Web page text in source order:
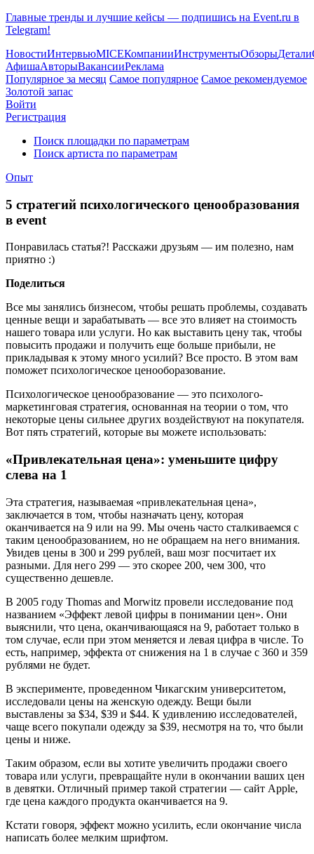
Главные тренды и лучшие кейсы — подпишись на Event.ru в
Telegram!
НовостиИнтервьюMICEКомпанииИнструментыОбзорыДетали
АфишаАвторыВакансииРеклама
Популярное за месяц Самое популярное Самое рекомендуемое
Золотой запас
Войти
Регистрация
Поиск площадки по параметрам
Поиск артиста по параметрам
Опыт
5 стратегий психологического ценообразования
в event
Понравилась статья?! Расскажи друзьям — им полезно, нам
приятно :)
Поделиться
Все мы занялись бизнесом, чтобы решать проблемы, создавать
ценные вещи и зарабатывать — все это влияет на стоимость
нашего товара или услуги. Но как выставить цену так, чтобы
повысить продажи и получить еще больше прибыли, не
прикладывая к этому много усилий? Все просто. В этом вам
поможет психологическое ценооборазование.
Психологическое ценообразование — это психолого-
маркетинговая стратегия, основанная на теории о том, что
некоторые цены сильнее других воздействуют на покупателя.
Вот пять стратегий, которые вы можете использовать:
«Привлекательная цена»: уменьшите цифру
слева на 1
Эта стратегия, называемая «привлекательная цена»,
заключается в том, чтобы назначать цену, которая
оканчивается на 9 или на 99. Мы очень часто сталкиваемся с
таким ценообразованием, но не обращаем на него внимания.
Увидев цены в 300 и 299 рублей, ваш мозг посчитает их
разными. Для него 299 — это скорее 200, чем 300, что
существенно дешевле.
В 2005 году Thomas and Morwitz провели исследование под
названием «Эффект левой цифры в понимании цен». Они
выяснили, что цена, оканчивающаяся на 9, работает только в
том случае, если при этом меняется и левая цифра в числе. То
есть, например, эффекта от снижения на 1 в случае с 360 и 359
рублями не будет.
В эксперименте, проведенном Чикагским университетом,
исследовали цены на женскую одежду. Вещи были
выставлены за $34, $39 и $44. К удивлению исследователей,
чаще всего покупали одежду за $39, несмотря на то, что были
цены и ниже.
Таким образом, если вы хотите увеличить продажи своего
товара или услуги, превращайте нули в окончании ваших цен
в девятки. Отличный пример такой стратегии — сайт Apple,
где цена каждого продукта оканчивается на 9.
Кстати говоря, эффект можно усилить, если окончание числа
написать более мелким шрифтом.